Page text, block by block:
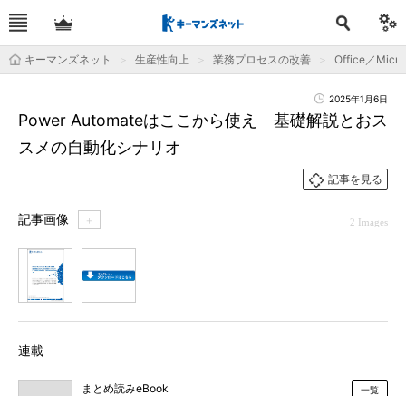
キーマンズネット 生産性向上 業務プロセスの改善 Office／
2025年1月6日
Power Automateはここから使え 基礎解説とおス
スメの自動化シナリオ
記事を見る
記事画像 ＋ 2 Images
連載
まとめ読みeBook 一覧